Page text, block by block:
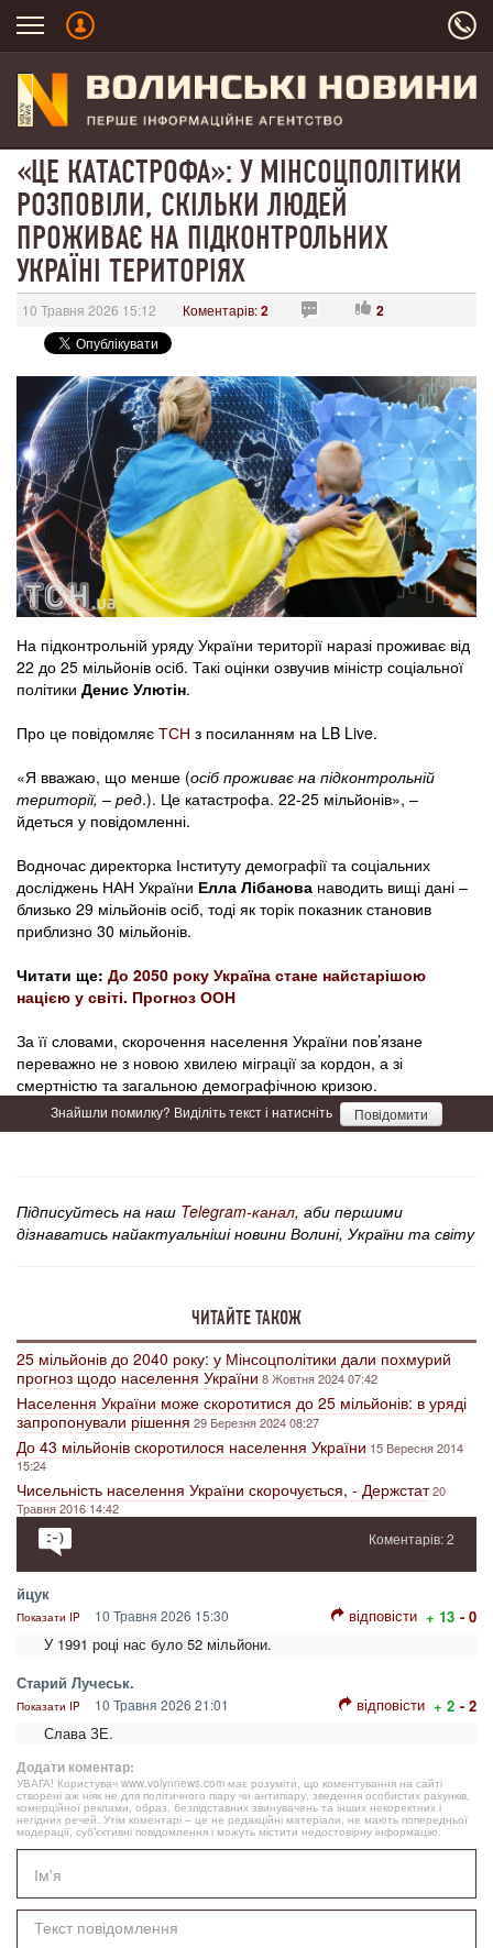
«ЦЕ КАТАСТРОФА»: У МІНСОЦПОЛІТИКИ
РОЗПОВІЛИ, СКІЛЬКИ ЛЮДЕЙ
ПРОЖИВАЄ НА ПІДКОНТРОЛЬНИХ
УКРАЇНІ ТЕРИТОРІЯХ
10 Травня 2026 15:12 Коментарів:2 2
На підконтрольній уряду України території наразі проживає від
22 до 25 мільйонів осіб. Такі оцінки озвучив міністр соціальної
політики Денис Улютін.
Про це повідомляє ТСН з посиланням на LB Live.
«Я вважаю, що менше (осіб проживає на підконтрольній
території, – ред.). Це катастрофа. 22-25 мільйонів», –
йдеться у повідомленні.
Водночас директорка Інституту демографії та соціальних
досліджень НАН України Елла Лібанова наводить вищі дані –
близько 29 мільйонів осіб, тоді як торік показник становив
приблизно 30 мільйонів.
Читати ще: До 2050 року Україна стане найстарішою
нацією у світі. Прогноз ООН
За її словами, скорочення населення України пов’язане
переважно не з новою хвилею міграції за кордон, а зі
смертністю та загальною демографічною кризою.
Знайшли помилку? Виділіть текст і натисніть Повідомити
Підписуйтесь на наш Telegram-канал, аби першими
дізнаватись найактуальніші новини Волині, України та світу
ЧИТАЙТЕ ТАКОЖ
25 мільйонів до 2040 року: у Мінсоцполітики дали похмурий
прогноз щодо населення України8 Жовтня 2024 07:42
Населення України може скоротитися до 25 мільйонів: в уряді
запропонували рішення29 Березня 2024 08:27
До 43 мільйонів скоротилося населення України 15 Вересня 2014
15:24
Чисельність населення України скорочується, - Держстат20
Травня 2016 14:42
Коментарів: 2
йцук
Показати IP 10 Травня 2026 15:30 відповісти + 13 - 0
У 1991 році нас було 52 мільйони.
Старий Лучеськ.
Показати IP 10 Травня 2026 21:01 відповісти + 2 - 2
Слава ЗЕ.
Додати коментар:
УВАГА! Користувач www.volynnews.com має розуміти, що коментування на сайті
створені аж ніяк не для політичного піару чи антипіару, зведення особистих рахунків,
комерційної реклами, образ, безпідставних звинувачень та інших некоректних і
негідних речей. Утім коментарі – це не редакційні матеріали, не мають попередньої
модерації, суб’єктивні повідомлення і можуть містити недостовірну інформацію.